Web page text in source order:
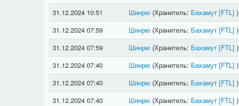
31.12.2024 10:51
Шинрю(Хранитель: Бахамут [FTL] )
31.12.2024 07:59
Шинрю(Хранитель: Бахамут [FTL] )
31.12.2024 07:59
Шинрю(Хранитель: Бахамут [FTL] )
31.12.2024 07:40
Шинрю(Хранитель: Бахамут [FTL] )
31.12.2024 07:40
Шинрю(Хранитель: Бахамут [FTL] )
31.12.2024 07:40
Шинрю(Хранитель: Бахамут [FTL] )